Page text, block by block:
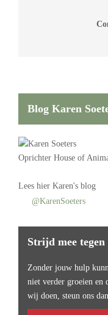
Blog Karen
Oprichter House of
Lees hier Karen's blog
@KarenSoeters
Strijd mee
Zonder jouw hulp
niet verder groeien en
wij doen, steun ons